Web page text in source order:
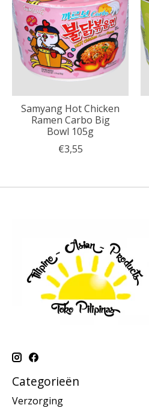
Samyang Hot Chicken
Ramen Carbo Big
Bowl 105g
€3,55
Categorieën
Verzorging